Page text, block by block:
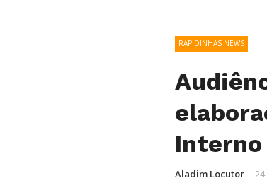
RAPIDINHAS NEWS
Interno
Aladim Locutor